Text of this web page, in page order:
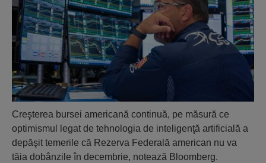
Creşterea bursei americană continuă, pe măsură ce
optimismul legat de tehnologia de inteligenţă artificială a
depăşit temerile că Rezerva Federală american nu va
tăia dobânzile în decembrie, notează Bloomberg.